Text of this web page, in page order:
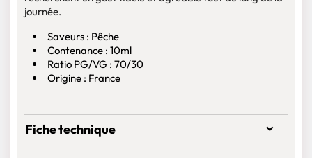
journée.
Saveurs : Pêche
Contenance : 10ml
Ratio PG/VG : 70/30
Origine : France
Fiche technique